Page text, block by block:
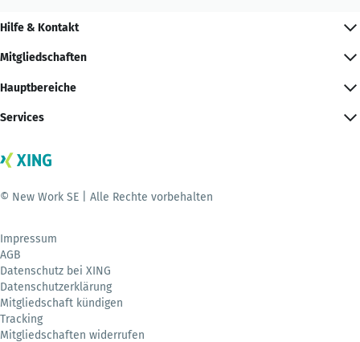
Hilfe & Kontakt
Mitgliedschaften
Hauptbereiche
Services
© New Work SE | Alle Rechte vorbehalten
Impressum
AGB
Datenschutz bei XING
Datenschutzerklärung
Mitgliedschaft kündigen
Tracking
Mitgliedschaften widerrufen